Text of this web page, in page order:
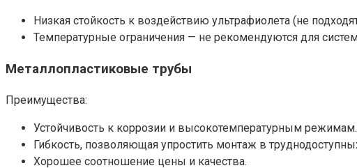
Низкая стойкость к воздействию ультрафиолета (не
Температурные ограничения — не рекомендуются для
Металлопластиковые трубы
Преимущества:
Устойчивость к коррозии и высокотемпературным режимам.
Гибкость, позволяющая упростить монтаж в
Хорошее соотношение цены и качества.